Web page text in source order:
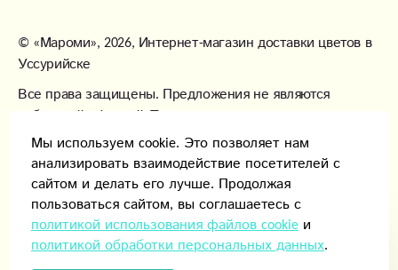
© «Мароми», 2026, Интернет-магазин доставки цветов в
Уссурийске
Все права защищены. Предложения не являются
публичной офертой. Товары могут незначительно
отличаться от фотографий.
Способы оплаты
Мы используем cookie. Это позволяет нам
анализировать взаимодействие посетителей с
сайтом и делать его лучше. Продолжая
пользоваться сайтом, вы соглашаетесь с
политикой использования файлов cookie и
политикой обработки персональных данных.